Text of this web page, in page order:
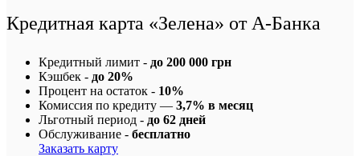
Кредитная карта «Зелена» от А-Банка
Кредитный лимит - до 200 000 грн
Кэшбек - до 20%
Процент на остаток - 10%
Комиссия по кредиту — 3,7% в месяц
Льготный период - до 62 дней
Обслуживание - бесплатно
Заказать карту